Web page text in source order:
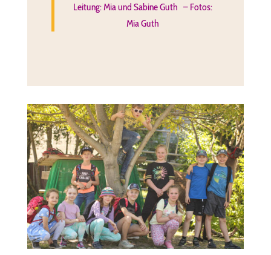
Leitung: Mia und Sabine Guth – Fotos:
Mia Guth